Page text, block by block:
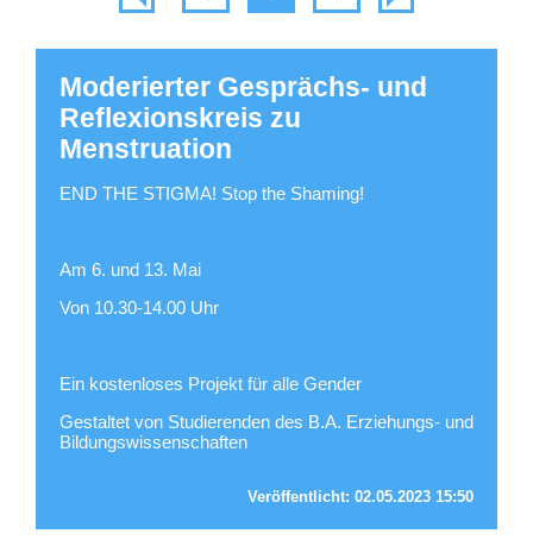
Moderierter Gesprächs- und
Reflexionskreis zu
Menstruation
END THE STIGMA! Stop the Shaming!
Am 6. und 13. Mai
Von 10.30-14.00 Uhr
Ein kostenloses Projekt für alle Gender
Gestaltet von Studierenden des B.A. Erziehungs- und
Bildungswissenschaften
Veröffentlicht:02.05.2023 15:50